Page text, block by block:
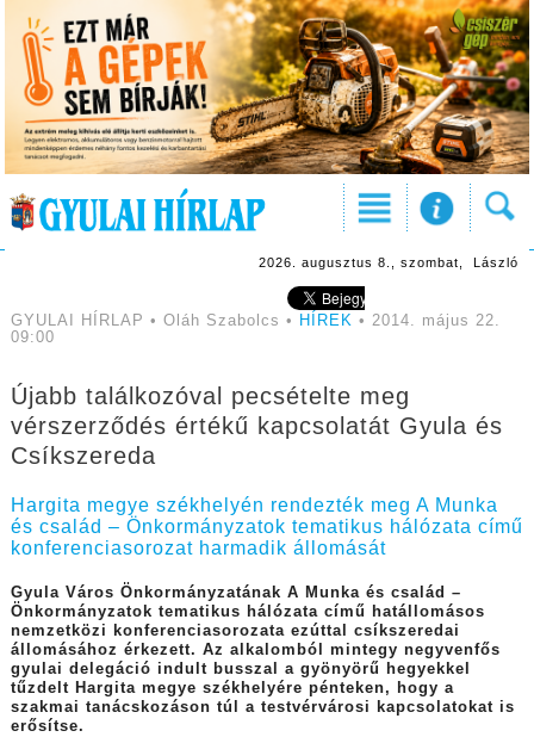
2026. augusztus 8., szombat, László
GYULAI HÍRLAP • Oláh Szabolcs • HÍREK • 2014. május 22.
09:00
Újabb találkozóval pecsételte meg
vérszerződés értékű kapcsolatát Gyula és
Csíkszereda
Hargita megye székhelyén rendezték meg A Munka
és család – Önkormányzatok tematikus hálózata című
konferenciasorozat harmadik állomását
Gyula Város Önkormányzatának A Munka és család –
Önkormányzatok tematikus hálózata című hatállomásos
nemzetközi konferenciasorozata ezúttal csíkszeredai
állomásához érkezett. Az alkalomból mintegy negyvenfős
gyulai delegáció indult busszal a gyönyörű hegyekkel
tűzdelt Hargita megye székhelyére pénteken, hogy a
szakmai tanácskozáson túl a testvérvárosi kapcsolatokat is
erősítse.